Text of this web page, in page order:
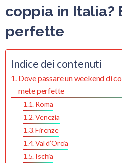
coppia in Italia?
perfette
Indice dei contenuti
Dove passare un weekend di
mete perfette
Roma
Venezia
Firenze
Val d’Orcia
Ischia